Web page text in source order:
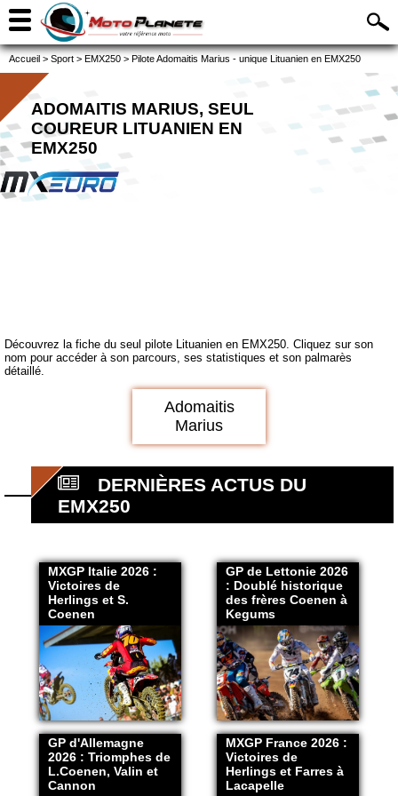
Accueil > Sport > EMX250 > Pilote Adomaitis Marius - unique Lituanien en EMX250
ADOMAITIS MARIUS, SEUL
COUREUR LITUANIEN EN
EMX250
Découvrez la fiche du seul pilote Lituanien en EMX250. Cliquez sur son
nom pour accéder à son parcours, ses statistiques et son palmarès
détaillé.
Adomaitis
Marius
DERNIÈRES ACTUS DU
EMX250
MXGP Italie 2026 :
Victoires de
Herlings et S.
Coenen
GP de Lettonie 2026
: Doublé historique
des frères Coenen à
Kegums
GP d'Allemagne
2026 : Triomphes de
L.Coenen, Valin et
Cannon
MXGP France 2026 :
Victoires de
Herlings et Farres à
Lacapelle